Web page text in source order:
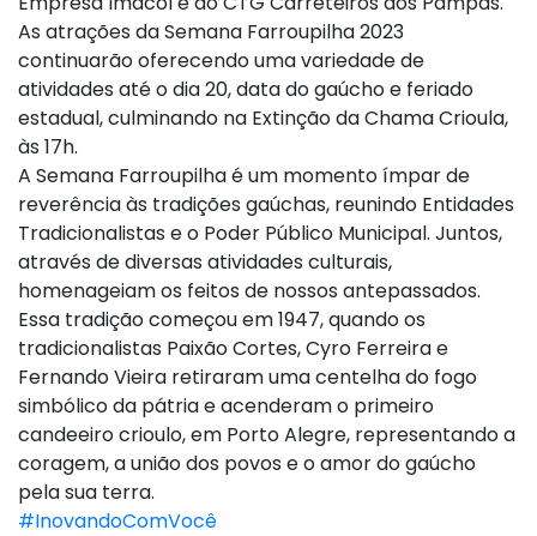
As atrações da Semana Farroupilha 2023
continuarão oferecendo uma variedade de
atividades até o dia 20, data do gaúcho e feriado
estadual, culminando na Extinção da Chama Crioula,
às 17h.
A Semana Farroupilha é um momento ímpar de
reverência às tradições gaúchas, reunindo Entidades
Tradicionalistas e o Poder Público Municipal. Juntos,
através de diversas atividades culturais,
homenageiam os feitos de nossos antepassados.
Essa tradição começou em 1947, quando os
tradicionalistas Paixão Cortes, Cyro Ferreira e
Fernando Vieira retiraram uma centelha do fogo
simbólico da pátria e acenderam o primeiro
candeeiro crioulo, em Porto Alegre, representando a
coragem, a união dos povos e o amor do gaúcho
pela sua terra.
#InovandoComVocê